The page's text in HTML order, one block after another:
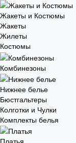
Жакеты и Костюмы
Жакеты
Жилеты
Костюмы
Комбинезоны
Нижнее белье
Бюстгальтеры
Колготки и Чулки
Комплекты белья